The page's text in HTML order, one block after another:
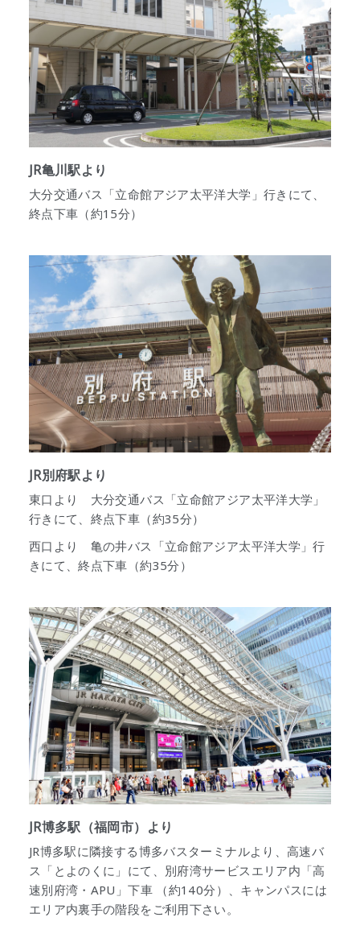
JR亀川駅より
大分交通バス「立命館アジア太平洋大学」行きにて、
終点下車（約15分）
JR別府駅より
東口より 大分交通バス「立命館アジア太平洋大学」
行きにて、終点下車（約35分）
西口より 亀の井バス「立命館アジア太平洋大学」行
きにて、終点下車（約35分）
JR博多駅（福岡市）より
JR博多駅に隣接する博多バスターミナルより、高速バ
ス「とよのくに」にて、別府湾サービスエリア内「高
速別府湾・APU」下車 （約140分）、キャンパスには
エリア内裏手の階段をご利用下さい。